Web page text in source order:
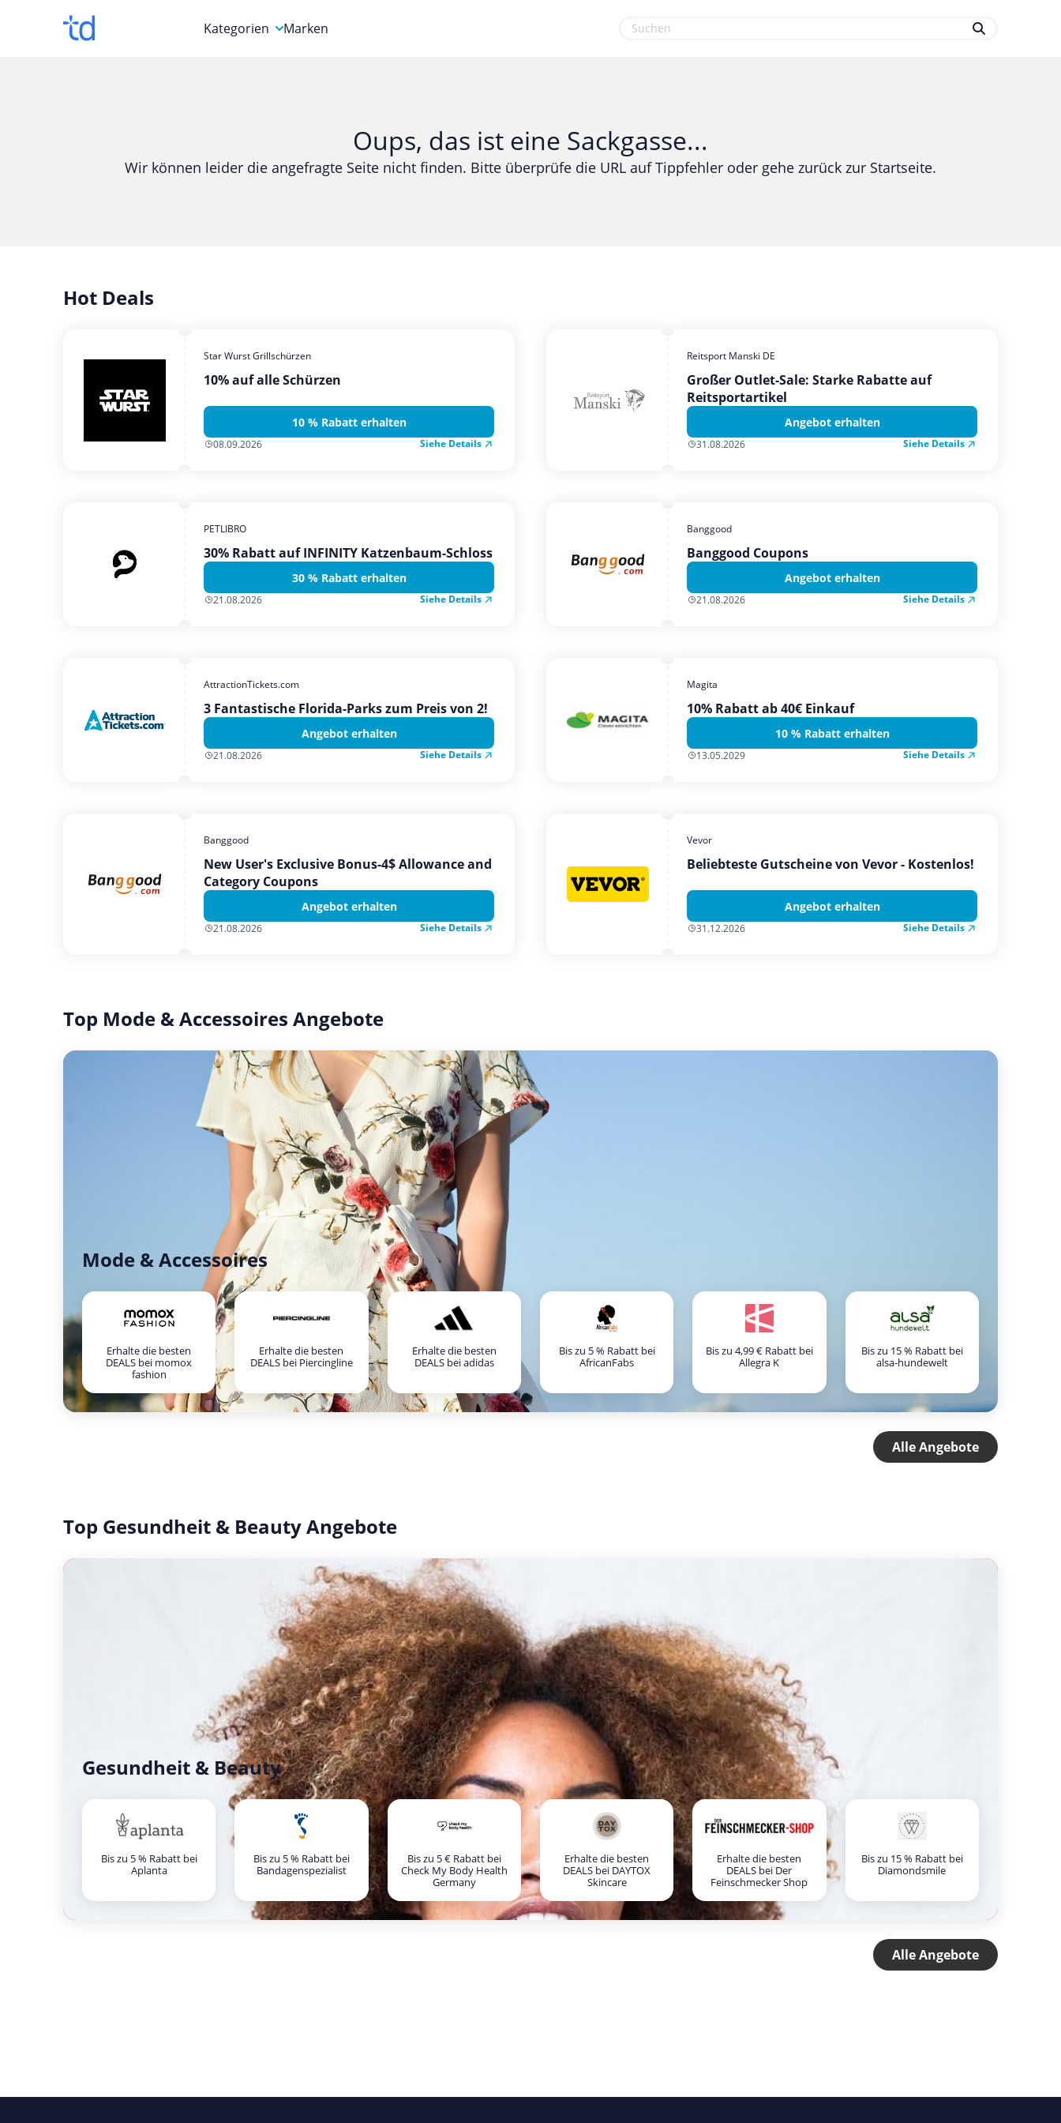
Kategorien
Computer & Elektronik
Gesundheit & Beauty
Mobilfunk & Internet
Marken
Oups, das ist eine Sackgasse...
Wir können leider die angefragte Seite nicht finden. Bitte überprüfe die URL auf Tippfehler oder gehe zurück zur Startseite.
Hot Deals
Star Wurst Grillschürzen
10% auf alle Schürzen
10 % Rabatt erhalten
08.09.2026 Siehe Details
Reitsport Manski DE
Großer Outlet-Sale: Starke Rabatte auf
Reitsportartikel
Angebot erhalten
31.08.2026 Siehe Details
PETLIBRO
30% Rabatt auf INFINITY Katzenbaum-Schloss
30 % Rabatt erhalten
21.08.2026 Siehe Details
Banggood
Banggood Coupons
Angebot erhalten
21.08.2026 Siehe Details
AttractionTickets.com
3 Fantastische Florida-Parks zum Preis von 2!
Angebot erhalten
21.08.2026 Siehe Details
Magita
10% Rabatt ab 40€ Einkauf
10 % Rabatt erhalten
13.05.2029 Siehe Details
Banggood
New User's Exclusive Bonus-4$ Allowance and
Category Coupons
Angebot erhalten
21.08.2026 Siehe Details
Vevor
Beliebteste Gutscheine von Vevor - Kostenlos!
Angebot erhalten
31.12.2026 Siehe Details
Top Mode & Accessoires Angebote
Mode & Accessoires
Erhalte die besten
DEALS bei momox
fashion
Erhalte die besten
DEALS bei Piercingline
Erhalte die besten
DEALS bei adidas
Bis zu 5 % Rabatt bei
AfricanFabs
Bis zu 4,99 € Rabatt bei
Allegra K
Bis zu 15 % Rabatt bei
alsa-hundewelt
Alle Angebote
Top Gesundheit & Beauty Angebote
Gesundheit & Beauty
Bis zu 5 % Rabatt bei
Aplanta
Bis zu 5 % Rabatt bei
Bandagenspezialist
Bis zu 5 € Rabatt bei
Check My Body Health
Germany
Erhalte die besten
DEALS bei DAYTOX
Skincare
Erhalte die besten
DEALS bei Der
Feinschmecker Shop
Bis zu 15 % Rabatt bei
Diamondsmile
Alle Angebote